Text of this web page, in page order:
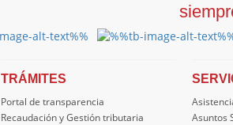
TRÁMITES
Portal de transparencia
Recaudación y Gestión tributaria
Asuntos